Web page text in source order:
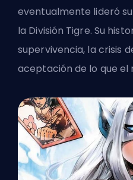
eventualmente lideró
la División Tigre. Su
supervivencia, la crisis
aceptación de lo que el